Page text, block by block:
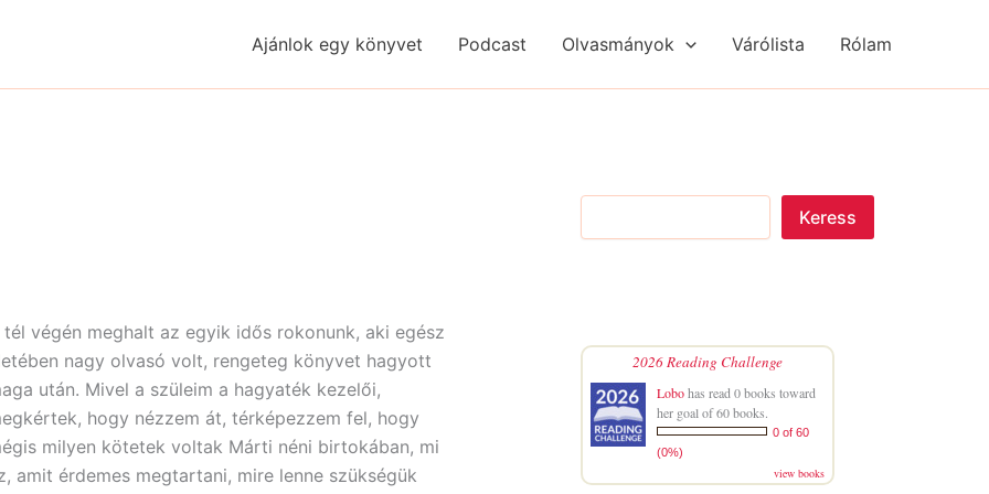
Ajánlok egy könyvet Podcast Olvasmányok Várólista Rólam
tél végén meghalt az egyik idős rokonunk, aki egész
nagy olvasó volt, rengeteg könyvet hagyott
után. Mivel a szüleim a hagyaték kezelői,
hogy nézzem át, térképezzem fel, hogy
milyen kötetek voltak Márti néni birtokában, mi
amit érdemes megtartani, mire lenne szükségük
a
Keress
2026 Reading Challenge
Lobohas read 0 books toward
her goal of 60 books.
0 of 60
(0%)
view books
g
g